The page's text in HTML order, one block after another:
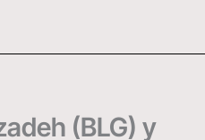
(BLG) y